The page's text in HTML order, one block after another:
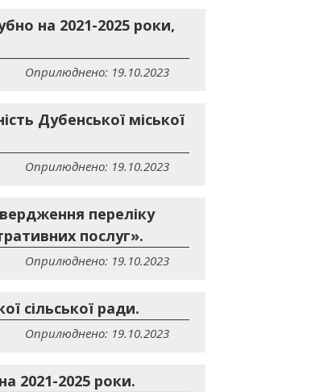
на 2021-2025 роки,
Оприлюднено: 19.10.2023
Дубенської міської
Оприлюднено: 19.10.2023
переліку
послуг».
Оприлюднено: 19.10.2023
сільської ради.
Оприлюднено: 19.10.2023
2021-2025 роки.